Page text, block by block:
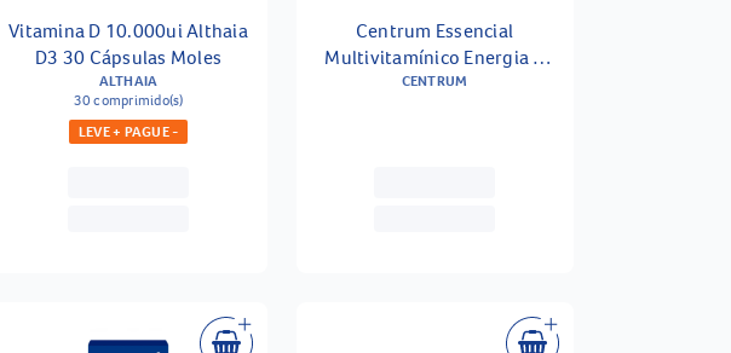
Vitamina D 10.000ui Althaia
D3 30 Cápsulas Moles
ALTHAIA
30 comprimido(s)
LEVE + PAGUE -
Centrum Essencial
Multivitamínico Energia +
Imunidade + Nutrição 30
CENTRUM